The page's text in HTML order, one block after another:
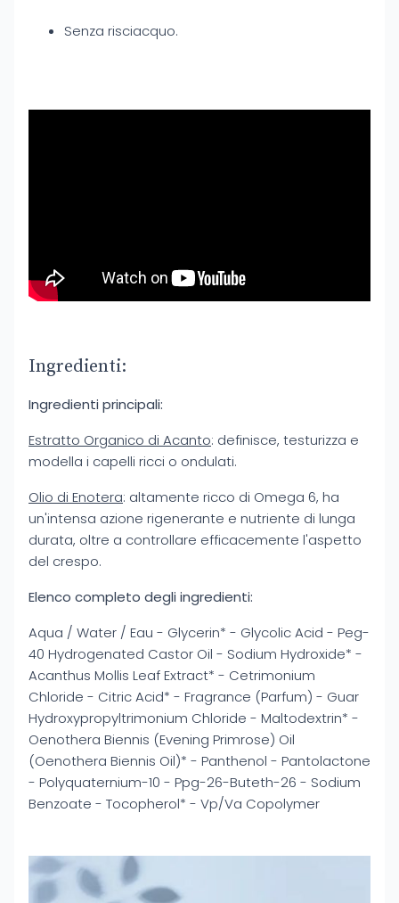
Senza risciacquo.
Ingredienti:
Ingredienti principali:
Estratto Organico di Acanto: definisce, testurizza e
modella i capelli ricci o ondulati.
Olio di Enotera: altamente ricco di Omega 6, ha
un'intensa azione rigenerante e nutriente di lunga
durata, oltre a controllare efficacemente l'aspetto
del crespo.
Elenco completo degli ingredienti:
Aqua / Water / Eau - Glycerin* - Glycolic Acid - Peg-
40 Hydrogenated Castor Oil - Sodium Hydroxide* -
Acanthus Mollis Leaf Extract* - Cetrimonium
Chloride - Citric Acid* - Fragrance (Parfum) - Guar
Hydroxypropyltrimonium Chloride - Maltodextrin* -
Oenothera Biennis (Evening Primrose) Oil
(Oenothera Biennis Oil)* - Panthenol - Pantolactone
- Polyquaternium-10 - Ppg-26-Buteth-26 - Sodium
Benzoate - Tocopherol* - Vp/Va Copolymer